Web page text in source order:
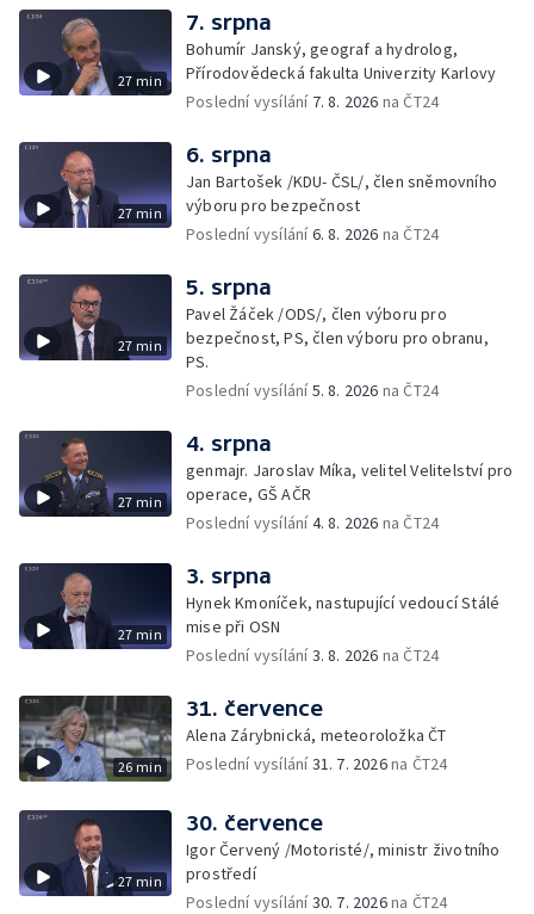
27 min
7. srpna
Bohumír Janský, geograf a hydrolog,
Přírodovědecká fakulta Univerzity Karlovy
Poslední vysílání 7. 8. 2026 na ČT24
27 min
6. srpna
Jan Bartošek /KDU- ČSL/, člen sněmovního
výboru pro bezpečnost
Poslední vysílání6. 8. 2026 na ČT24
27 min
5. srpna
Pavel Žáček /ODS/, člen výboru pro
bezpečnost, PS, člen výboru pro obranu,
PS.
Poslední vysílání5. 8. 2026 na ČT24
27 min
4. srpna
genmajr. Jaroslav Míka, velitel Velitelství pro
operace, GŠ AČR
Poslední vysílání4. 8. 2026 na ČT24
27 min
3. srpna
Hynek Kmoníček, nastupující vedoucí Stálé
mise při OSN
Poslední vysílání3. 8. 2026 na ČT24
26 min
31. července
Alena Zárybnická, meteoroložka ČT
Poslední vysílání31. 7. 2026na ČT24
27 min
30. července
Igor Červený /Motoristé/, ministr životního
prostředí
Poslední vysílání30. 7. 2026na ČT24